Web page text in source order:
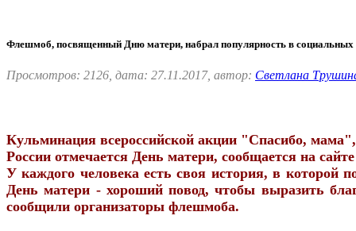
Флешмоб, посвященный Дню матери, набрал популярность в социальных
Просмотров: 2126, дата: 27.11.2017, автор: Светлана
Кульминация всероссийской акции "Спасибо,
России отмечается День матери, сообщается на
У каждого человека есть своя история, в
День матери - хороший повод, чтобы выразить
сообщили организаторы флешмоба.